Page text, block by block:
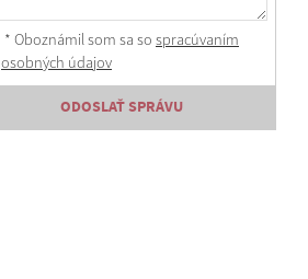
* Oboznámil som sa so spracúvaním
osobných údajov
ODOSLAŤ SPRÁVU